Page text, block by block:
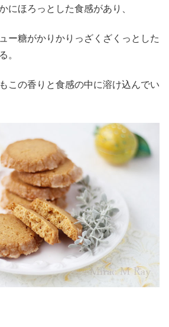
にほろっとした食感があり、
ー糖がかりかりっざくざくっとした
。
この香りと食感の中に溶け込んでい